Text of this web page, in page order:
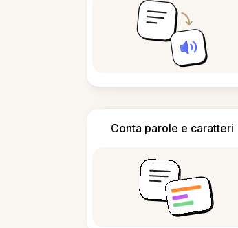
Conta parole e caratteri